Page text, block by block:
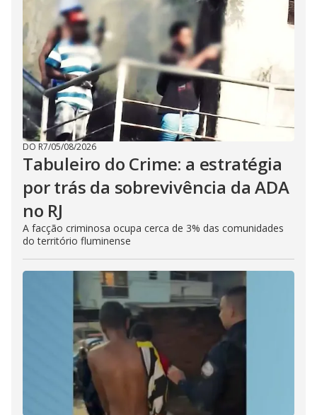
DO R7/05/08/2026
Tabuleiro do Crime: a estratégia
por trás da sobrevivência da ADA
no RJ
A facção criminosa ocupa cerca de 3% das comunidades
do território fluminense